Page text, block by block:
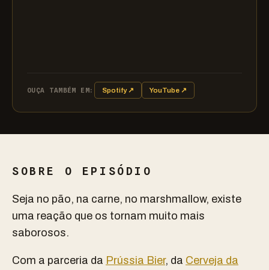
OUÇA TAMBÉM EM: Spotify ↗ YouTube ↗
SOBRE O EPISÓDIO
Seja no pão, na carne, no marshmallow, existe
uma reação que os tornam muito mais
saborosos.
Com a parceria da Prússia Bier, da Cerveja da